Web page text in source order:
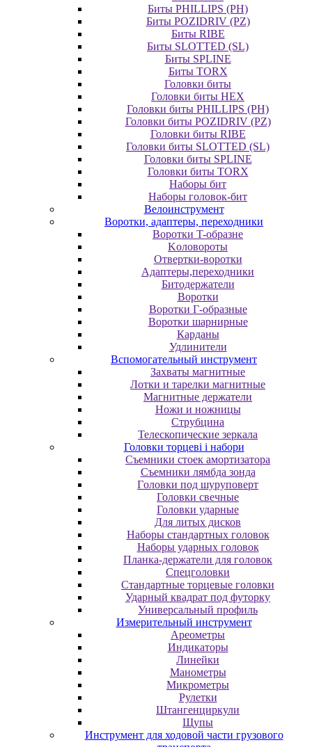
Биты PHILLIPS (PH)
Биты POZIDRIV (PZ)
Биты RIBE
Биты SLOTTED (SL)
Биты SPLINE
Биты TORX
Головки биты
Головки биты HEX
Головки биты PHILLIPS (PH)
Головки биты POZIDRIV (PZ)
Головки биты RIBE
Головки биты SLOTTED (SL)
Головки биты SPLINE
Головки биты TORX
Наборы бит
Наборы головок-бит
Велоинструмент
Воротки, адаптеры, переходники
Bopoтки T-oбpaзне
Koлoвopoты
Oтвepтки-вopoтки
Адаптеры,переходники
Битодержатели
Воротки
Воротки Г-образные
Воротки шарнирные
Карданы
Удлинители
Вспомогательный инструмент
Захваты магнитные
Лотки и тарелки магнитные
Магнитные держатели
Ножи и ножницы
Струбцина
Телескопические зеркала
Головки торцеві і набори
Cъeмники cтoeк aмopтизaтopa
Cъeмники лямбдa зoндa
Гoлoвки пoд шуpупoвepт
Головки свечные
Головки ударные
Для литых дисков
Наборы стандартных головок
Наборы ударных головок
Планка-держатели для головок
Спецголовки
Стандартные торцевые головки
Ударный квадрат под футорку
Универсальный профиль
Измерительный инструмент
Ареометры
Индикаторы
Линейки
Манометры
Микрометры
Рулетки
Штангенциркули
Щупы
Инструмент для ходовой части грузового